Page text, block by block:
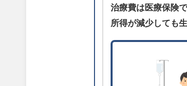
治療費は医療保険
所得が減少しても